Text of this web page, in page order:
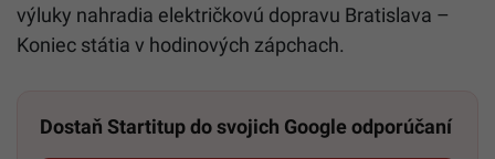
výluky nahradia električkovú dopravu Bratislava –
Koniec státia v hodinových zápchach.
Dostaň Startitup do svojich Google odporúčaní